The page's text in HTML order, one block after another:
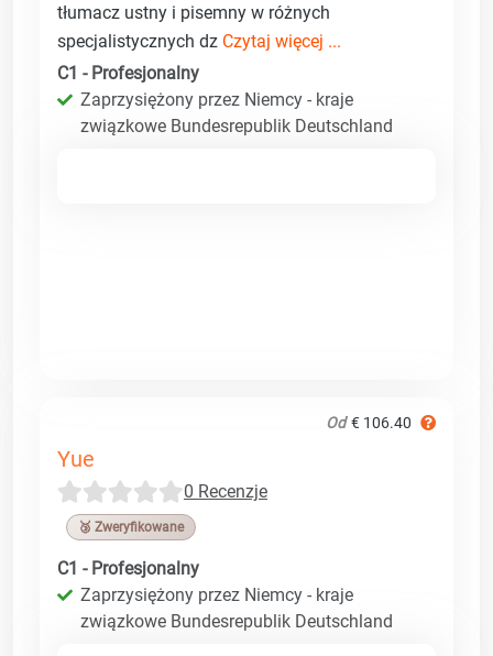
tłumacz ustny i pisemny w różnych
specjalistycznych dz Czytaj więcej ...
C1 - Profesjonalny
Zaprzysiężony przez Niemcy - kraje
związkowe Bundesrepublik Deutschland
Od € 106.40
Yue
0 Recenzje
🥉 Zweryfikowane
C1 - Profesjonalny
Zaprzysiężony przez Niemcy - kraje
związkowe Bundesrepublik Deutschland